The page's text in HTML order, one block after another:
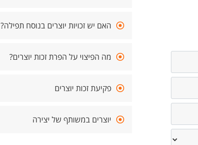
האם יש זכויות יוצרים בנוסח תפילה?
מה הפיצוי על הפרת זכות יוצרים?
פקיעת זכות יוצרים
יוצרים במשותף של יצירה